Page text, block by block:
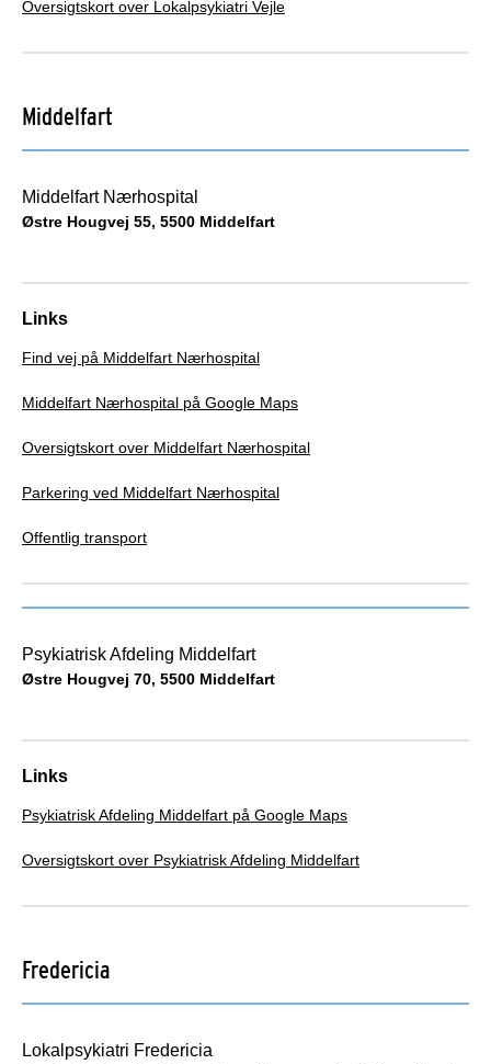
Oversigtskort over Lokalpsykiatri Vejle
Middelfart
Links
Find vej på Middelfart Nærhospital
Middelfart Nærhospital på Google Maps
Oversigtskort over Middelfart Nærhospital
Parkering ved Middelfart Nærhospital
Offentlig transport
Middelfart Nærhospital
Østre Hougvej 55, 5500 Middelfart
Links
Psykiatrisk Afdeling Middelfart på Google Maps
Oversigtskort over Psykiatrisk Afdeling Middelfart
Psykiatrisk Afdeling Middelfart
Østre Hougvej 70, 5500 Middelfart
Fredericia
Lokalpsykiatri Fredericia